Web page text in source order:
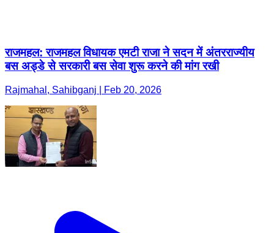
राजमहल: राजमहल विधायक एमटी राजा ने सदन में अंतरराज्यीय
बस अड्डे से सरकारी बस सेवा शुरू करने की मांग रखी
Rajmahal, Sahibganj | Feb 20, 2026